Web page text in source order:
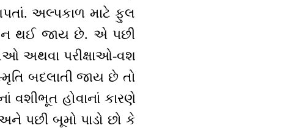
અલ્પકાળ માટે ફુલ
થઈ જાય છે. એ પછી
અથવા પરીક્ષાઓ-વશ
બદલાતી જાય છે તો
વશીભૂત હોવાનાં કારણે
પછી બૂમો પાડો છો કે